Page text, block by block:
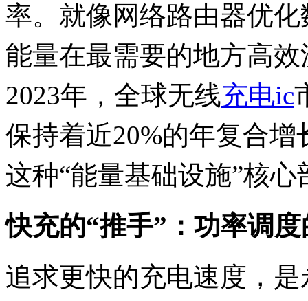
率。就像网络路由器优
能量在最需要的地方高
2023年，全球无线充电ic
保持着近20%的年复合
这种“能量基础设施”核
快充的“推手”：功率调
追求更快的充电速度，